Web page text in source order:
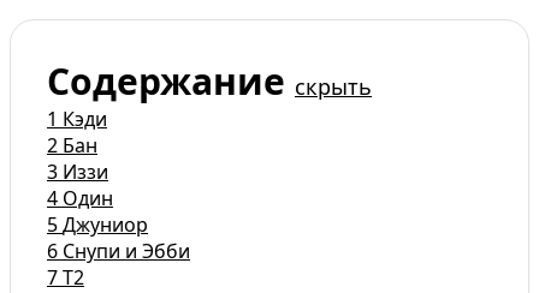
Содержание скрыть
1 Кэди
2 Бан
3 Иззи
4 Один
5Джуниор
6 Снупи и Эбби
7Т2